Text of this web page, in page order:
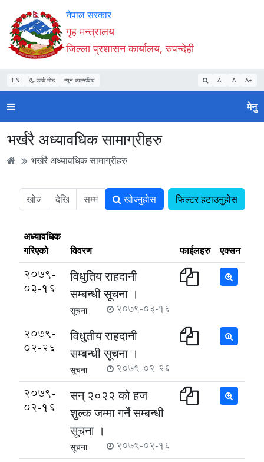
Accessibility
Mode
सुरु
गर्नुहोस्
सामाग्री
पढ्नुहाेस्
नेभिगेसन
पढ्नुहाेस्
वेबसाइट
खोजमा
जानुहोस्
नेपाल सरकार
गृह मन्त्रालय
जिल्ला प्रशासन कार्यालय, रुपन्देही
EN डार्क मोड न्यून व्यान्डविथ A- A A+
मेनु
भर्खरै अध्यावधिक सामाग्रीहरु
भर्खरै अध्यावधिक सामाग्रीहरु
खोज्नुहोस फिल्टर हटाउनुहोस
अध्यावधिक
गरिएको
विवरण फाईलहरु एक्सन
2079-
03-16
विधुतिय राहदानी
सम्बन्धी सूचना ।
सूचना 2079-03-16
2079-
02-26
विधुतीय राहदानी
सम्बन्धी सूचना ।
सूचना 2079-02-26
2079-
02-16
सन् २०२२ को हज
शुल्क जम्मा गर्ने सम्बन्धी
सूचना ।
सूचना 2079-02-16